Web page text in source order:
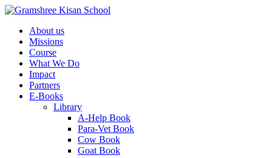
About us
Missions
Course
What We Do
Impact
Partners
E-Books
Library
A-Help Book
Para-Vet Book
Cow Book
Goat Book